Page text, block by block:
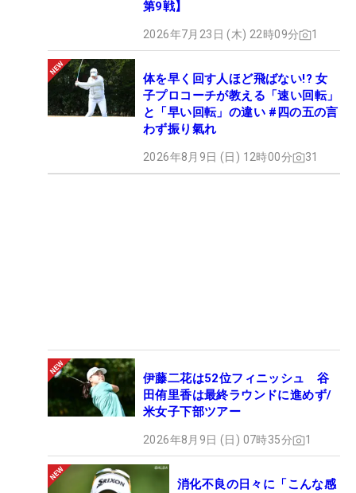
第9戦】
2026年7月23日 (木) 22時09分 1
体を早く回す人ほど飛ばない!? 女
子プロコーチが教える「速い回転」
と「早い回転」の違い #四の五の言
わず振り氣れ
2026年8月9日 (日) 12時00分 31
伊藤二花は52位フィニッシュ 谷
田侑里香は最終ラウンドに進めず/
米女子下部ツアー
2026年8月9日 (日) 07時35分 1
消化不良の日々に「こんな感